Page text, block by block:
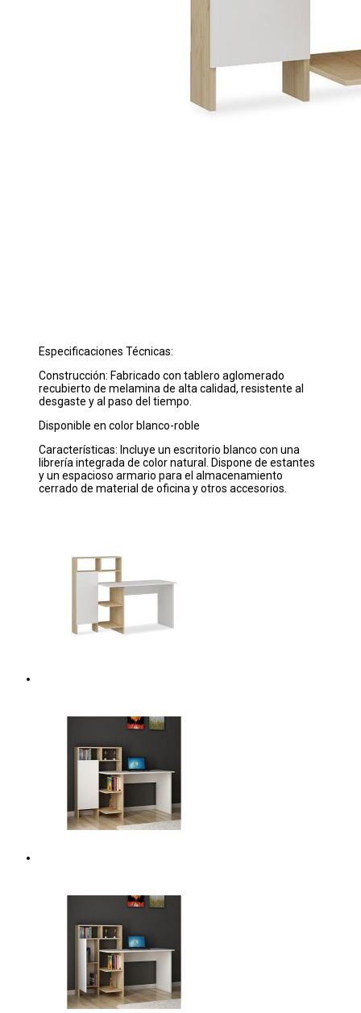
Especificaciones Técnicas:
Construcción: Fabricado con tablero aglomerado
recubierto de melamina de alta calidad, resistente al
desgaste y al paso del tiempo.
Disponible en color blanco-roble
Características: Incluye un escritorio blanco con una
librería integrada de color natural. Dispone de estantes
y un espacioso armario para el almacenamiento
cerrado de material de oficina y otros accesorios.